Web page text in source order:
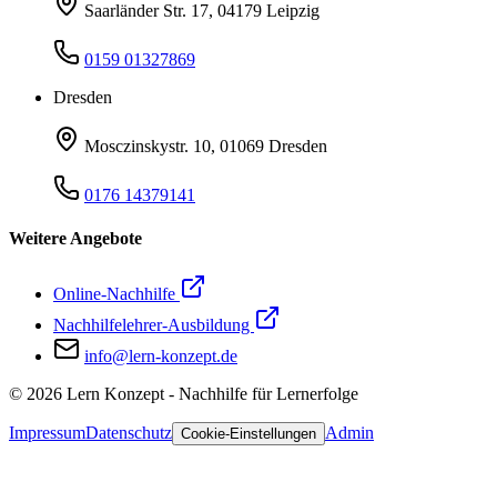
Saarländer Str. 17, 04179 Leipzig
0159 01327869
Dresden
Mosczinskystr. 10, 01069 Dresden
0176 14379141
Weitere Angebote
Online-Nachhilfe
Nachhilfelehrer-Ausbildung
info@lern-konzept.de
© 2026 Lern Konzept - Nachhilfe für Lernerfolge
ImpressumDatenschutz Cookie-Einstellungen Admin